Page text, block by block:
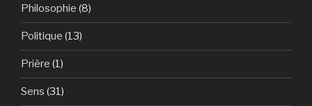
Philosophie (8)
Politique (13)
Prière (1)
Sens (31)